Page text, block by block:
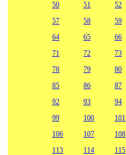
50
51 52
57
58 59
64
65 66
71
72 73
78
79 80
85
86 87
92
93 94
99
100 101
106
107 108
113
114 115